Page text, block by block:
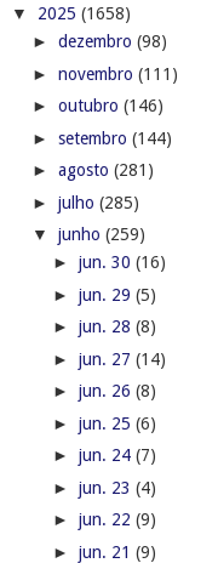
▼ 2025 (1658)
► dezembro (98)
► novembro (111)
► outubro (146)
► setembro (144)
► agosto (281)
► julho (285)
▼ junho (259)
► jun. 30 (16)
► jun. 29 (5)
► jun. 28 (8)
► jun. 27 (14)
► jun. 26 (8)
► jun. 25 (6)
► jun. 24 (7)
► jun. 23 (4)
► jun. 22 (9)
► jun. 21 (9)